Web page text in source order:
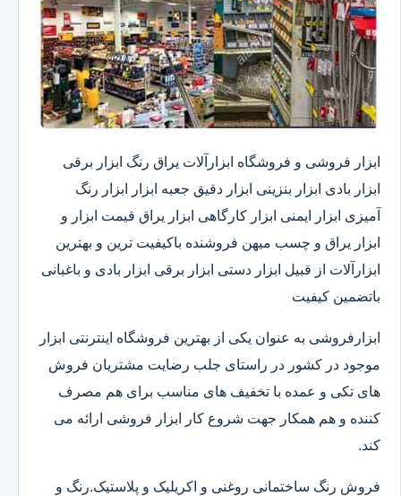
ابزار فروشی و فروشگاه ابزارآلات یراق رنگ ابزار برقی
ابزار بادی ابزار بنزینی ابزار دقیق​ جعبه ابزار ابزار رنگ
آمیزی ابزار ایمنی ابزار کارگاهی ابزار یراق قیمت ابزار و
ابزار یراق و چسب میهن فروشنده باکیفیت ترین و بهترین
ابزارآلات از قبیل ابزار دستی ابزار برقی ابزار بادی و باغبانی
باتضمین کیفیت
ابزارفروشی به عنوان یکی از بهترین فروشگاه اینترنتی ابزار
موجود در کشور در راستای جلب رضایت مشتریان فروش
های تکی و عمده با تخفیف های مناسب برای هم مصرف
کننده و هم همکار جهت شروع کار ابزار فروشی ارائه می
کند.
فروش رنگ ساختمانی روغنی و اکریلیک و پلاستیک.رنگ و